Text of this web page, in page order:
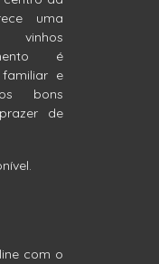
uma
vinhos
é
e
bons
de
com o